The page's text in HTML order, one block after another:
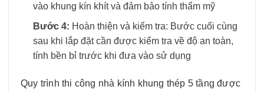
vào khung kín khít và đảm bảo tính thẩm mỹ
Bước 4: Hoàn thiện và kiểm tra: Bước cuối cùng
sau khi lắp đặt cần được kiểm tra về độ an toàn,
tính bền bỉ trước khi đưa vào sử dụng
Quy trình thi công nhà kính khung thép 5 tầng được